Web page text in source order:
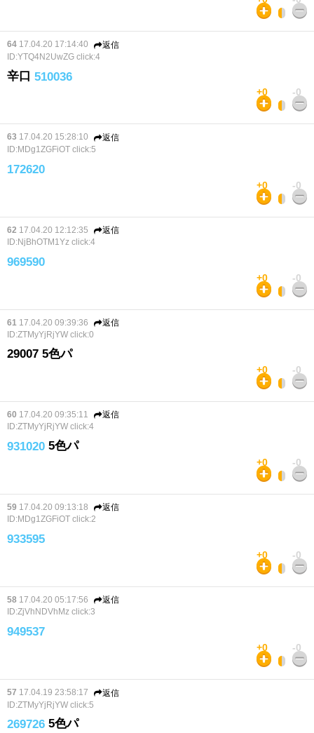
64 17.04.20 17:14:40
返信
ID:YTQ4N2UwZG click:4
辛口 510036
+0 -0
63 17.04.20 15:28:10
返信
ID:MDg1ZGFiOT
click:5
172620
+0 -0
62 17.04.20 12:12:35
返信
ID:NjBhOTM1Yz click:4
969590
+0 -0
61 17.04.20 09:39:36
返信
ID:ZTMyYjRjYW click:0
29007 5色パ
+0 -0
60 17.04.20 09:35:11
返信
ID:ZTMyYjRjYW click:4
931020 5色パ
+0 -0
59 17.04.20 09:13:18
返信
ID:MDg1ZGFiOT
click:2
933595
+0 -0
58 17.04.20 05:17:56
返信
ID:ZjVhNDVhMz click:3
949537
+0 -0
57 17.04.19 23:58:17
返信
ID:ZTMyYjRjYW click:5
269726 5色パ